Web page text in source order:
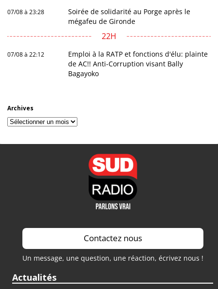
07/08 à 23:28
Soirée de solidarité au Porge après le
mégafeu de Gironde
22H
07/08 à 22:12
Emploi à la RATP et fonctions d'élu: plainte
de AC!! Anti-Corruption visant Bally
Bagayoko
Archives
Archives
Contactez nous
Un message, une question, une réaction, écrivez nous !
Actualités